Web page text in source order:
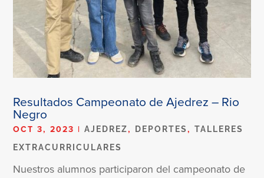
Resultados Campeonato de Ajedrez – Rio
Negro
OCT 3, 2023 |AJEDREZ, DEPORTES,TALLERES
EXTRACURRICULARES
Nuestros alumnos participaron del campeonato de